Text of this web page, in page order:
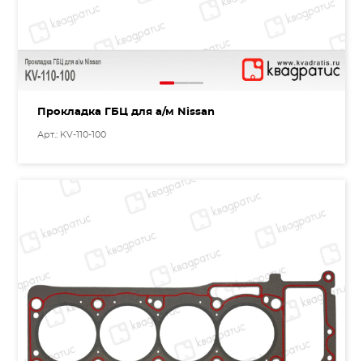
Прокладка ГБЦ для а/м Nissan
Арт.: KV-110-100